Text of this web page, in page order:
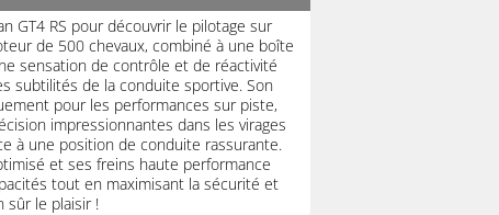
GT4 RS pour découvrir le pilotage sur
de 500 chevaux, combiné à une boîte
sensation de contrôle et de réactivité
subtilités de la conduite sportive. Son
pour les performances sur piste,
impressionnantes dans les virages
à une position de conduite rassurante.
et ses freins haute performance
tout en maximisant la sécurité et
sûr le plaisir !